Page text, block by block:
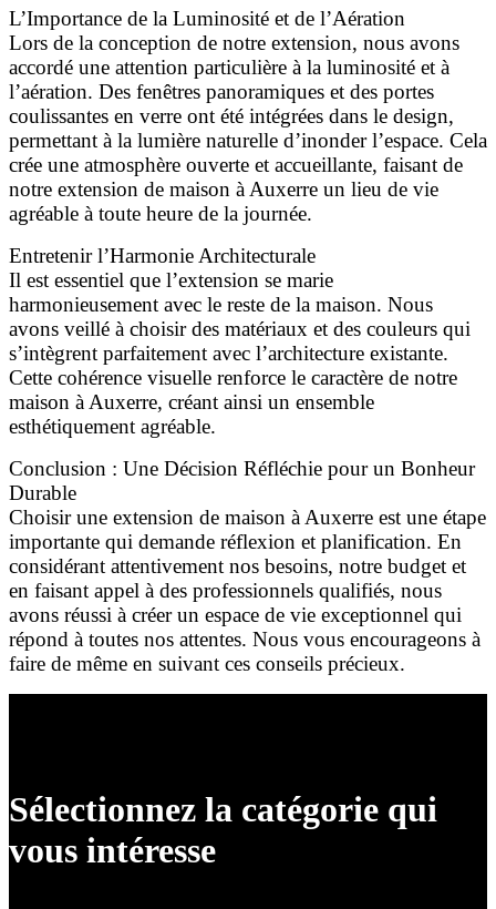
L’Importance de la Luminosité et de l’Aération
Lors de la conception de notre extension, nous avons
accordé une attention particulière à la luminosité et à
l’aération. Des fenêtres panoramiques et des portes
coulissantes en verre ont été intégrées dans le design,
permettant à la lumière naturelle d’inonder l’espace. Cela
crée une atmosphère ouverte et accueillante, faisant de
notre extension de maison à Auxerre un lieu de vie
agréable à toute heure de la journée.
Entretenir l’Harmonie Architecturale
Il est essentiel que l’extension se marie
harmonieusement avec le reste de la maison. Nous
avons veillé à choisir des matériaux et des couleurs qui
s’intègrent parfaitement avec l’architecture existante.
Cette cohérence visuelle renforce le caractère de notre
maison à Auxerre, créant ainsi un ensemble
esthétiquement agréable.
Conclusion : Une Décision Réfléchie pour un Bonheur
Durable
Choisir une extension de maison à Auxerre est une étape
importante qui demande réflexion et planification. En
considérant attentivement nos besoins, notre budget et
en faisant appel à des professionnels qualifiés, nous
avons réussi à créer un espace de vie exceptionnel qui
répond à toutes nos attentes. Nous vous encourageons à
faire de même en suivant ces conseils précieux.
Sélectionnez la catégorie qui
vous intéresse